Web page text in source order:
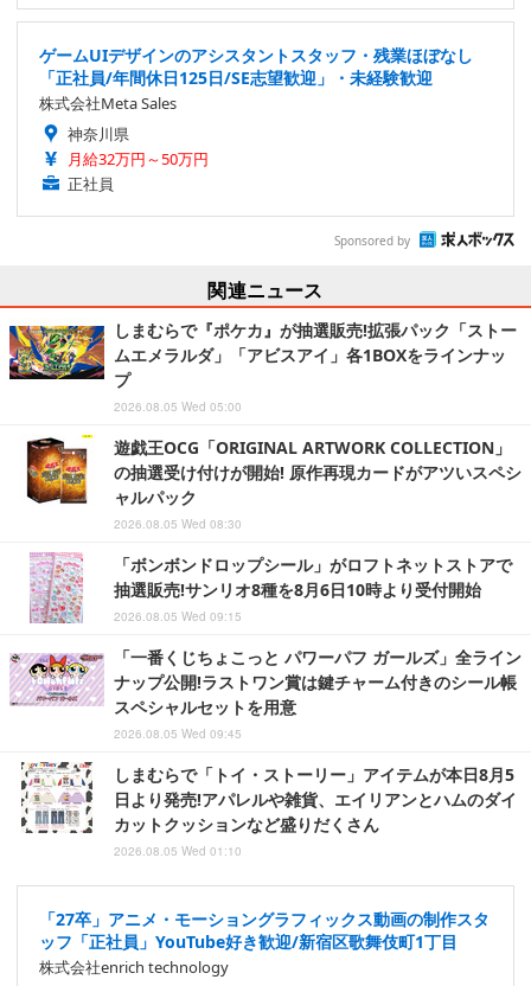
ゲームUIデザインのアシスタントスタッフ・残業ほぼなし
「正社員/年間休日125日/SE志望歓迎」・未経験歓迎
株式会社Meta Sales
神奈川県
月給32万円～50万円
正社員
Sponsored by
関連ニュース
しまむらで『ポケカ』が抽選販売!拡張パック「ストー
ムエメラルダ」「アビスアイ」各1BOXをラインナッ
プ
2026.08.05 Wed 05:00
遊戯王OCG「ORIGINAL ARTWORK COLLECTION」
の抽選受け付けが開始! 原作再現カードがアツいスペシ
ャルパック
2026.08.05 Wed 08:30
「ボンボンドロップシール」がロフトネットストアで
抽選販売!サンリオ8種を8月6日10時より受付開始
2026.08.05 Wed 09:15
「一番くじちょこっと パワーパフ ガールズ」全ライン
ナップ公開!ラストワン賞は鍵チャーム付きのシール帳
スペシャルセットを用意
2026.08.05 Wed 09:45
しまむらで「トイ・ストーリー」アイテムが本日8月5
日より発売!アパレルや雑貨、エイリアンとハムのダイ
カットクッションなど盛りだくさん
2026.08.05 Wed 01:10
「27卒」アニメ・モーショングラフィックス動画の制作スタ
ッフ「正社員」YouTube好き歓迎/新宿区歌舞伎町1丁目
株式会社enrich technology